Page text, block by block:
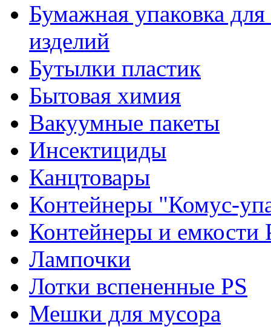
Бумажная упаковка
изделий
Бутылки пластик
Бытовая химия
Вакуумные пакеты
Инсектициды
Канцтовары
Контейнеры "Комус-
Контейнеры и емкости
Лампочки
Лотки вспененные PS
Мешки для мусора